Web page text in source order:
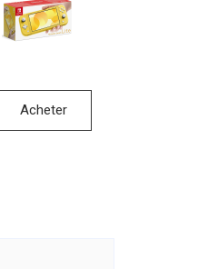
Acheter